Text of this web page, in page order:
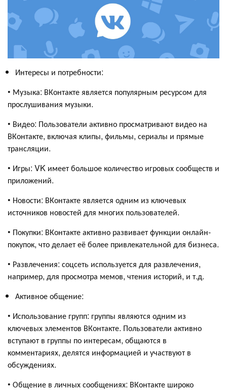
Интересы и потребности:
• Музыка: ВКонтакте является популярным ресурсом для
прослушивания музыки.
• Видео: Пользователи активно просматривают видео на
ВКонтакте, включая клипы, фильмы, сериалы и прямые
трансляции.
• Игры: VK имеет большое количество игровых сообществ и
приложений.
• Новости: ВКонтакте является одним из ключевых
источников новостей для многих пользователей.
• Покупки: ВКонтакте активно развивает функции онлайн-
покупок, что делает её более привлекательной для бизнеса.
• Развлечения: соцсеть используется для развлечения,
например, для просмотра мемов, чтения историй, и т.д.
Активное общение:
• Использование групп: группы являются одним из
ключевых элементов ВКонтакте. Пользователи активно
вступают в группы по интересам, общаются в
комментариях, делятся информацией и участвуют в
обсуждениях.
• Общение в личных сообщениях: ВКонтакте широко